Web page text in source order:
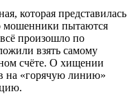
которая представилась
мошенники пытаются
произошло по
взять самому
счёте. О хищении
на «горячую линию»